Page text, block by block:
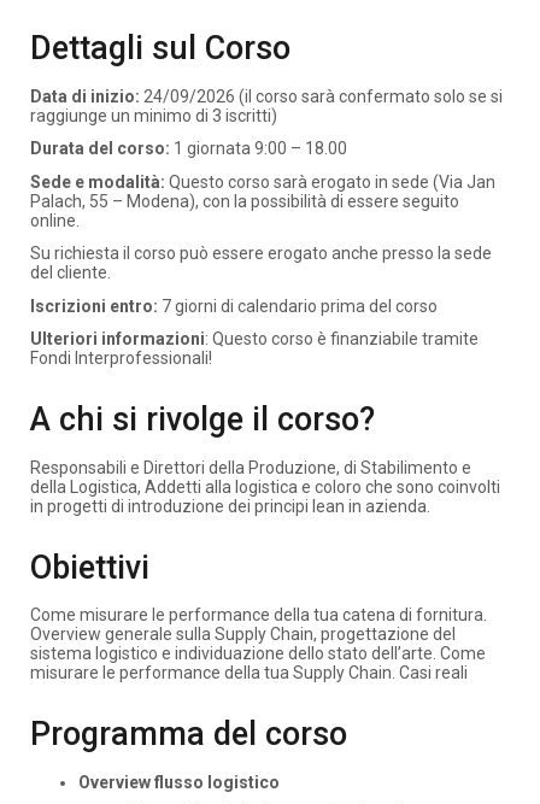
Dettagli sul Corso
Data di inizio: 24/09/2026 (il corso sarà confermato solo se si
raggiunge un minimo di 3 iscritti)
Durata del corso: 1 giornata 9:00 – 18.00
Sede e modalità: Questo corso sarà erogato in sede (Via Jan
Palach, 55 – Modena), con la possibilità di essere seguito
online.
Su richiesta il corso può essere erogato anche presso la sede
del cliente.
Iscrizioni entro: 7 giorni di calendario prima del corso
Ulteriori informazioni: Questo corso è finanziabile tramite
Fondi Interprofessionali!
A chi si rivolge il corso?
Responsabili e Direttori della Produzione, di Stabilimento e
della Logistica, Addetti alla logistica e coloro che sono coinvolti
in progetti di introduzione dei principi lean in azienda.​
Obiettivi
Come misurare le performance della tua catena di fornitura.​
Overview generale sulla Supply Chain, progettazione del
sistema logistico e individuazione dello stato dell’arte. Come
misurare le performance della tua Supply Chain.​ Casi reali
Programma del corso
Overview flusso logistico